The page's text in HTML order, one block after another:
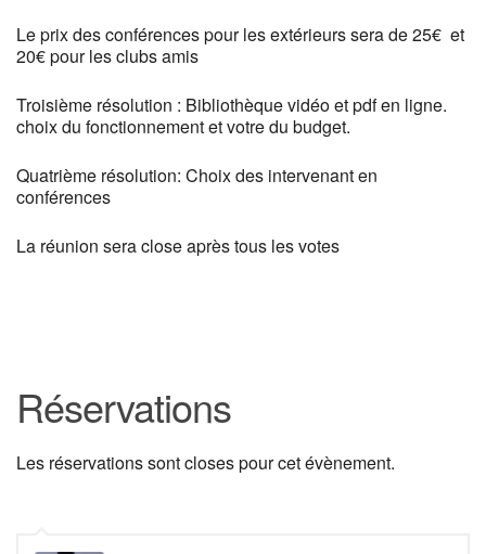
Le prix des conférences pour les extérieurs sera de 25€ et
20€ pour les clubs amis
Troisième résolution : Bibliothèque vidéo et pdf en ligne.
choix du fonctionnement et votre du budget.
Quatrième résolution: Choix des intervenant en
conférences
La réunion sera close après tous les votes
Réservations
Les réservations sont closes pour cet évènement.